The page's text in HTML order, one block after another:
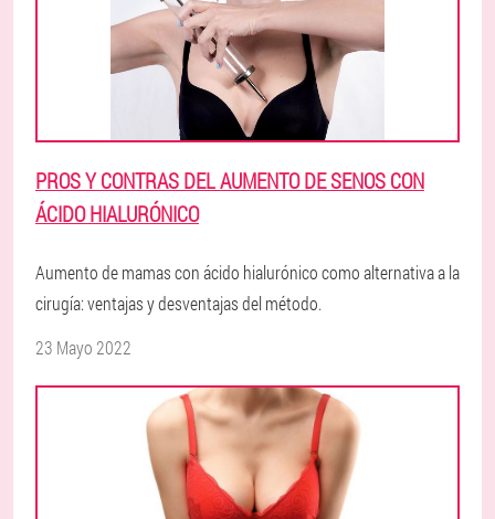
PROS Y CONTRAS DEL AUMENTO DE SENOS CON
ÁCIDO HIALURÓNICO
Aumento de mamas con ácido hialurónico como alternativa a la
cirugía: ventajas y desventajas del método.
23 Mayo 2022